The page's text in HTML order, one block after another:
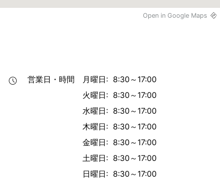
Open in Google Maps
営業日・時間
月曜日: 8:30～17:00
火曜日: 8:30～17:00
水曜日: 8:30～17:00
木曜日: 8:30～17:00
金曜日: 8:30～17:00
土曜日: 8:30～17:00
日曜日: 8:30～17:00